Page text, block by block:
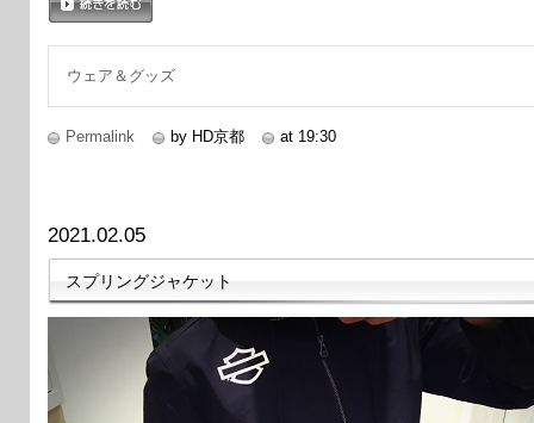
ウェア＆グッズ
Permalink by HD京都 at 19:30
2021.02.05
スプリングジャケット